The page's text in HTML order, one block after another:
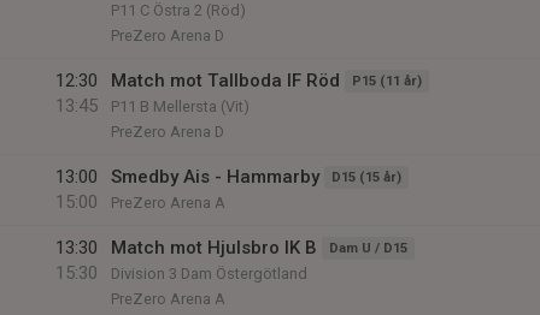
P11 C Östra 2 (Röd)
PreZero Arena D
12:30
13:45
Match mot Tallboda IF Röd P15 (11 år)
P11 B Mellersta (Vit)
PreZero Arena D
13:00
15:00
Smedby Ais - Hammarby D15 (15 år)
PreZero Arena A
13:30
15:30
Match mot Hjulsbro IK B Dam U / D15
Division 3 Dam Östergötland
PreZero Arena A